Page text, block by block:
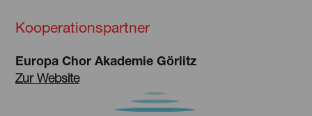
Kooperationspartner
Europa Chor Akademie Görlitz
Zur Website